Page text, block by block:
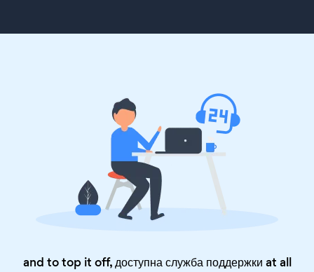
and to top it off, доступна служба поддержки at all